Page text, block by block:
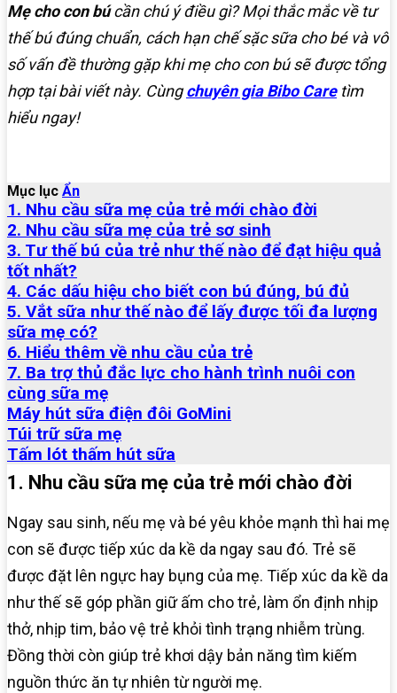
Mẹ cho con búcần chú ý điều gì? Mọi thắc mắc về tư
thế bú đúng chuẩn, cách hạn chế sặc sữa cho bé và vô
số vấn đề thường gặp khi mẹ cho con bú sẽ được tổng
hợp tại bài viết này. Cùngchuyên gia Bibo Caretìm
hiểu ngay!
Mục lục Ẩn
1. Nhu cầu sữa mẹ của trẻ mới chào đời
2. Nhu cầu sữa mẹ của trẻ sơ sinh
3. Tư thế bú của trẻ như thế nào để đạt hiệu quả
tốt nhất?
4. Các dấu hiệu cho biết con bú đúng, bú đủ
5. Vắt sữa như thế nào để lấy được tối đa lượng
sữa mẹ có?
6. Hiểu thêm về nhu cầu của trẻ
7. Ba trợ thủ đắc lực cho hành trình nuôi con
cùng sữa mẹ
Máy hút sữa điện đôi GoMini
Túi trữ sữa mẹ
Tấm lót thấm hút sữa
1. Nhu cầu sữa mẹ của trẻ mới chào đời
Ngay sau sinh, nếu mẹ và bé yêu khỏe mạnh thì hai mẹ
con sẽ được tiếp xúc da kề da ngay sau đó. Trẻ sẽ
được đặt lên ngực hay bụng của mẹ. Tiếp xúc da kề da
như thế sẽ góp phần giữ ấm cho trẻ, làm ổn định nhịp
thở, nhịp tim, bảo vệ trẻ khỏi tình trạng nhiễm trùng.
Đồng thời còn giúp trẻ khơi dậy bản năng tìm kiếm
nguồn thức ăn tự nhiên từ người mẹ.